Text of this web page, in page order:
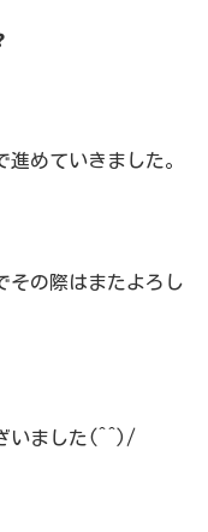
めていきました。
その際はまたよろし
いました(^^)/